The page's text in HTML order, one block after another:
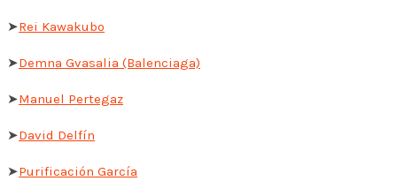
➤Rei Kawakubo
➤Demna Gvasalia (Balenciaga)
➤Manuel Pertegaz
➤David Delfín
➤Purificación García